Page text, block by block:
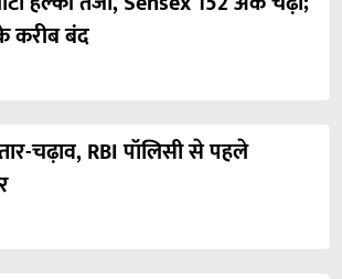
करीब बंद
चढ़ाव, RBI पॉलिसी से पहले